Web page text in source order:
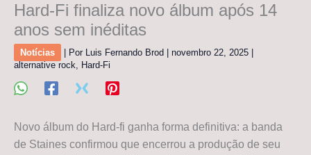
Hard-Fi finaliza novo álbum após 14
anos sem inéditas
Notícias | Por Luis Fernando Brod novembro 22, 2025
alternative rock, Hard-Fi
Novo álbum do Hard-fi ganha forma definitiva: a banda
de Staines confirmou que encerrou a produção de seu